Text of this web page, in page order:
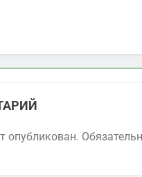
опубликован.